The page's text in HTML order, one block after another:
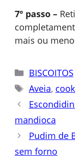
7º passo –
mais ou
Categorias
BISCOITOS
Tags
Aveia,
mandioca
Pudim de
sem forno